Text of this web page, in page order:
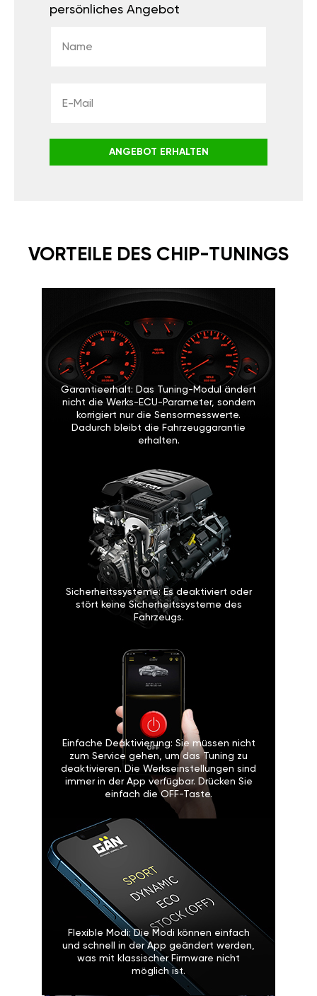
persönliches Angebot
ANGEBOT ERHALTEN
VORTEILE DES CHIP-TUNINGS
Garantieerhalt: Das Tuning-Modul ändert
nicht die Werks-ECU-Parameter, sondern
korrigiert nur die Sensormesswerte.
Dadurch bleibt die Fahrzeuggarantie
erhalten.
Sicherheitssysteme: Es deaktiviert oder
stört keine Sicherheitssysteme des
Fahrzeugs.
Einfache Deaktivierung: Sie müssen nicht
zum Service gehen, um das Tuning zu
deaktivieren. Die Werkseinstellungen sind
immer in der App verfügbar. Drücken Sie
einfach die OFF-Taste.
Flexible Modi: Die Modi können einfach
und schnell in der App geändert werden,
was mit klassischer Firmware nicht
möglich ist.